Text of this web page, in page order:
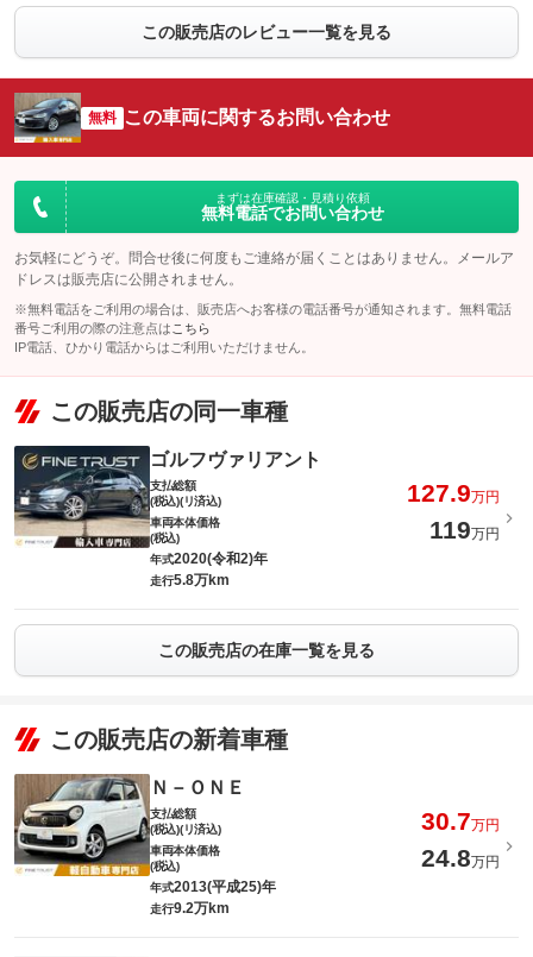
この販売店のレビュー一覧を見る
無料 この車両に関するお問い合わせ
まずは在庫確認・見積り依頼
無料電話でお問い合わせ
お気軽にどうぞ。問合せ後に何度もご連絡が届くことはありません。メールア
ドレスは販売店に公開されません。
※無料電話をご利用の場合は、販売店へお客様の電話番号が通知されます。無料電話
番号ご利用の際の注意点は こちら
IP電話、ひかり電話からはご利用いただけません。
この販売店の同一車種
ゴルフヴァリアント
支払総額
(税込)(リ済込)
127.9万円
車両本体価格
(税込)
119万円
年式2020(令和2)年
走行5.8万km
この販売店の在庫一覧を見る
この販売店の新着車種
Ｎ－ＯＮＥ
支払総額
(税込)(リ済込)
30.7万円
車両本体価格
(税込)
24.8万円
年式2013(平成25)年
走行9.2万km